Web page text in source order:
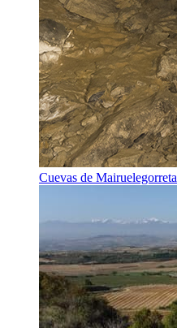
Cuevas de Mairuelegorreta